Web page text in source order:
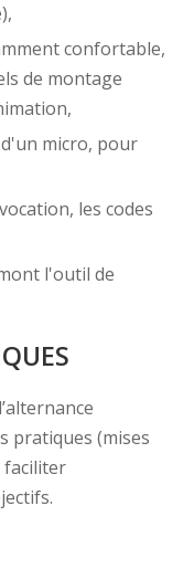
confortable,
de montage
micro, pour
les codes
l'outil de
pratiques (mises
faciliter